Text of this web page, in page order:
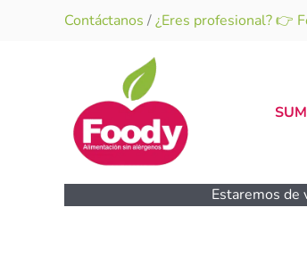
Contáctanos /¿Eres profesional? 👉
Estaremos de